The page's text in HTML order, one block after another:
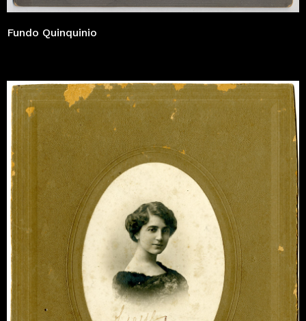
Fundo Quinquinio